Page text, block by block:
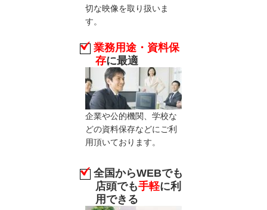
切な映像を取り扱いま
す。
業務用途・資料保
存に最適
企業や公的機関、学校な
どの資料保存などにご利
用頂いております。
全国からWEBでも
店頭でも手軽に利
用できる